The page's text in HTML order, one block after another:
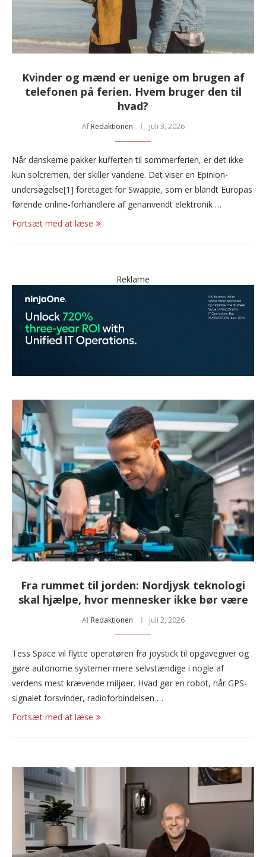
Kvinder og mænd er uenige om brugen af
telefonen på ferien. Hvem bruger den til
hvad?
Af Redaktionen juli 3, 2026
Når danskerne pakker kufferten til sommerferien, er det ikke
kun solcremen, der skiller vandene. Det viser en Epinion-
undersøgelse[1] foretaget for Swappie, som er blandt Europas
førende online-forhandlere af genanvendt elektronik …
Fortsæt med at læse
Reklame
Fra rummet til jorden: Nordjysk teknologi
skal hjælpe, hvor mennesker ikke bør være
Af Redaktionen juli 2, 2026
Tess Space vil flytte operatøren fra joystick til opgavegiver og
gøre autonome systemer mere selvstændige i nogle af
verdens mest krævende miljøer. Hvad gør en robot, når GPS-
signalet forsvinder, radioforbindelsen …
Fortsæt med at læse